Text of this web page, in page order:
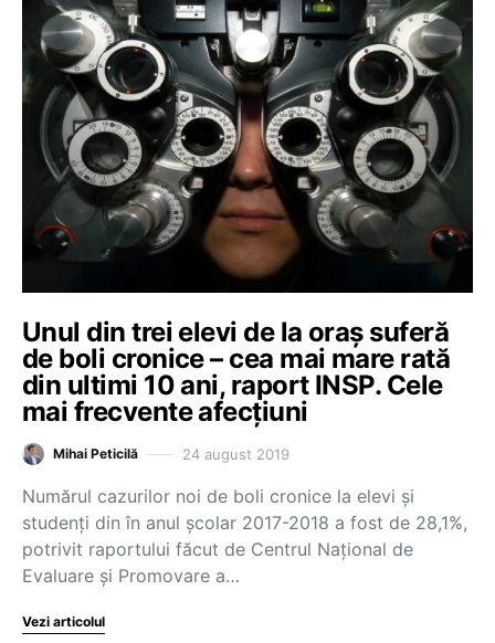
Unul din trei elevi de la oraş suferă
de boli cronice – cea mai mare rată
din ultimi 10 ani, raport INSP. Cele
mai frecvente afecţiuni
Mihai Peticilă 24 august 2019
Numărul cazurilor noi de boli cronice la elevi şi
studenţi din în anul şcolar 2017-2018 a fost de 28,1%,
potrivit raportului făcut de Centrul Naţional de
Evaluare şi Promovare a…
Vezi articolul